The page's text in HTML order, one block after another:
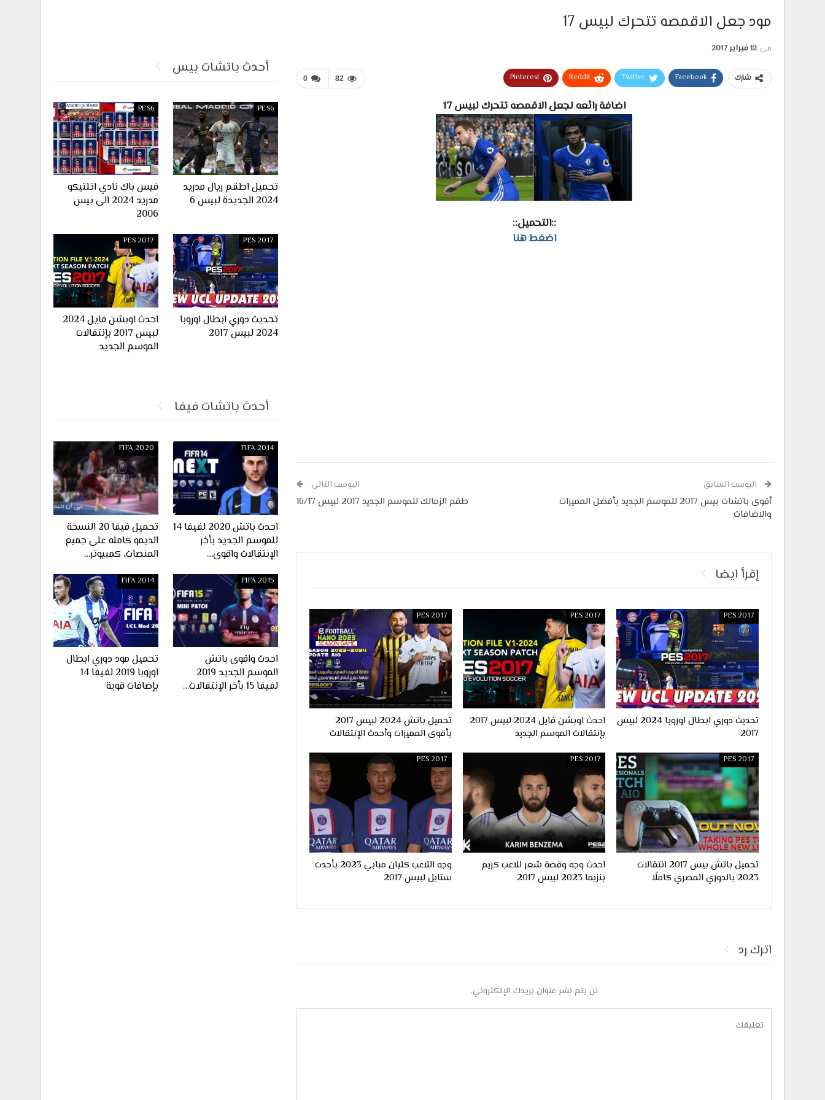
مود جعل الاقمصه تتحرك لبيس 17
في 12 فبراير 2017
0 82 شارك Facebook
Twitter
ReddIt
Pinterest
اضافة رائعه لجعل الاقمصه تتحرك لبيس 17
::التحميل::
اضغط هنا
البوست السابق
أقوى باتشات بيس 2017 للموسم الجديد بأفضل المميزات
والاضافات
البوست التالي
طقم الزمالك للموسم الجديد 2017 لبيس 16/17
إقرأ ايضا
PES 2017
تحديث دوري ابطال اوروبا 2024 لبيس
2017
PES 2017
احدث اوبشن فايل 2024 لبيس 2017
بإنتقالات الموسم الجديد
PES 2017
تحميل باتش 2024 لبيس 2017
بأقوى المميزات وأحدث الإنتقالات
PES 2017
تحميل باتش بيس 2017 انتقالات
2023 بالدوري المصري كاملًا
PES 2017
احدث وجه وقصة شعر للاعب كريم
بنزيما 2023 لبيس 2017
PES 2017
وجه اللاعب كليان مبابي 2023 بأحدث
ستايل لبيس 2017
اترك رد
لن يتم نشر عنوان بريدك الإلكتروني.
أحدث باتشات بيس
PES6
تحميل اطقم ريال مدريد
2024 الجديدة لبيس 6
PES6
فيس باك نادي اتلتيكو
مدريد 2024 الى بيس
2006
PES 2017
تحديث دوري ابطال اوروبا
2024 لبيس 2017
PES 2017
احدث اوبشن فايل 2024
لبيس 2017 بإنتقالات
الموسم الجديد
أحدث باتشات فيفا
FIFA 2014
احدث باتش 2020 لفيفا 14
للموسم الجديد بأخر
الإنتقالات واقوى…
FIFA 2020
تحميل فيفا 20 النسخة
الديمو كامله على جميع
المنصات، كمبيوتر…
FIFA 2015
احدث واقوى باتش
الموسم الجديد 2019
لفيفا 15 بأخر الإنتقالات…
FIFA 2014
تحميل مود دوري ابطال
اوروبا 2019 لفيفا 14
بإضافات قوية